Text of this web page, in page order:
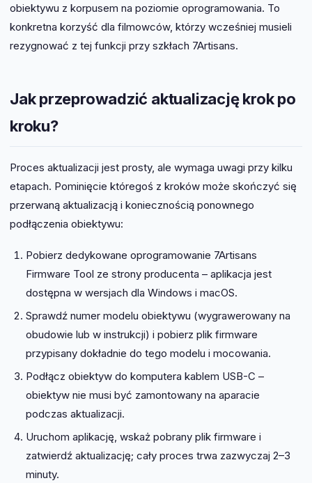
obiektywu z korpusem na poziomie oprogramowania. To
konkretna korzyść dla filmowców, którzy wcześniej musieli
rezygnować z tej funkcji przy szkłach 7Artisans.
Jak przeprowadzić aktualizację krok po
kroku?
Proces aktualizacji jest prosty, ale wymaga uwagi przy kilku
etapach. Pominięcie któregoś z kroków może skończyć się
przerwaną aktualizacją i koniecznością ponownego
podłączenia obiektywu:
Pobierz dedykowane oprogramowanie 7Artisans
Firmware Tool ze strony producenta – aplikacja jest
dostępna w wersjach dla Windows i macOS.
Sprawdź numer modelu obiektywu (wygrawerowany na
obudowie lub w instrukcji) i pobierz plik firmware
przypisany dokładnie do tego modelu i mocowania.
Podłącz obiektyw do komputera kablem USB-C –
obiektyw nie musi być zamontowany na aparacie
podczas aktualizacji.
Uruchom aplikację, wskaż pobrany plik firmware i
zatwierdź aktualizację; cały proces trwa zazwyczaj 2–3
minuty.